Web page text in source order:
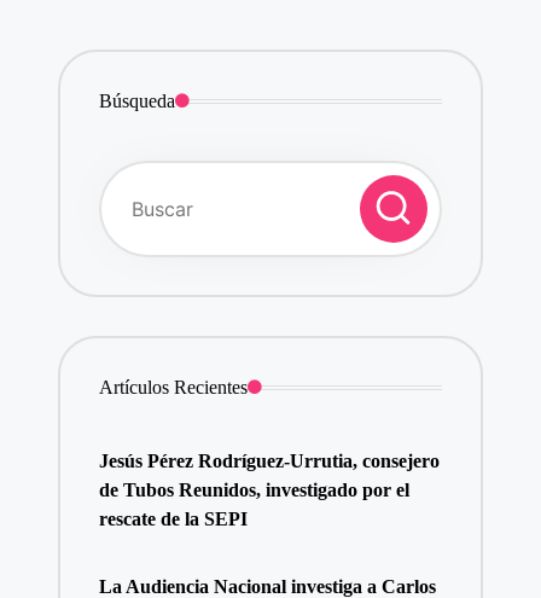
Búsqueda
Artículos Recientes
Jesús Pérez Rodríguez-Urrutia, consejero
de Tubos Reunidos, investigado por el
rescate de la SEPI
La Audiencia Nacional investiga a Carlos